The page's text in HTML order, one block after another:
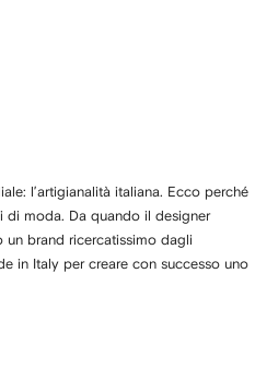
l’artigianalità italiana. Ecco perché
di moda. Da quando il designer
un brand ricercatissimo dagli
in Italy per creare con successo uno